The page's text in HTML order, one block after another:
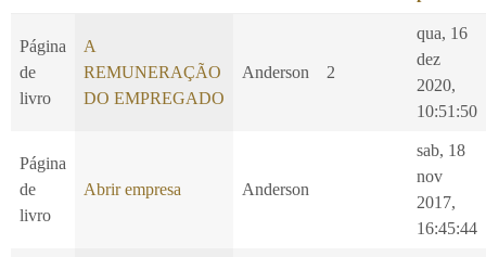
Página
de
livro
A
REMUNERAÇÃO
DO EMPREGADO
Anderson 2
qua, 16
dez
2020,
10:51:50
Página
de
livro
Abrir empresa Anderson
sab, 18
nov
2017,
16:45:44